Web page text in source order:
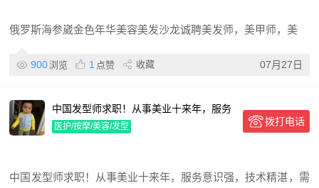
俄罗斯海参崴金色年华美容美发沙龙诚聘美发师，美甲师，美
900浏览 1 点赞 收藏 07月27日
中国发型师求职！从事美业十来年，服务
意识强，技术精湛，需要的俄罗斯老板联
医护/按摩/美容/发型 拨打电话
中国发型师求职！从事美业十来年，服务意识强，技术精湛，需